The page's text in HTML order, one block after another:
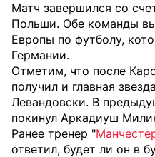
Матч завершился со
Польши. Обе команды
Европы по футболу,
Германии.
Отметим, что после
получил и главная
Левандовски. В
покинул Аркадиуш
Ранее тренер "
ответил, будет ли он в